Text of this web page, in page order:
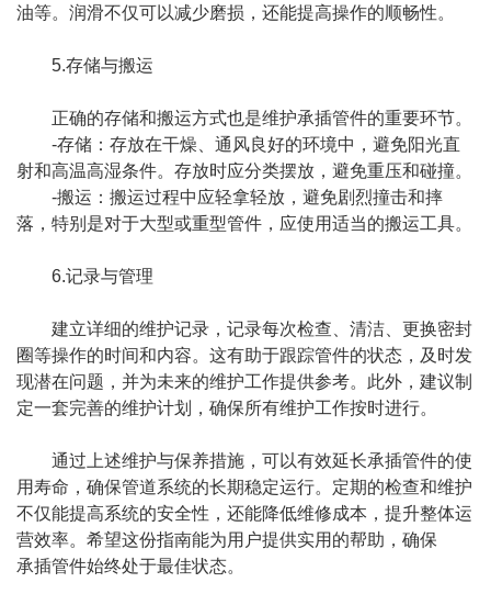
油等。润滑不仅可以减少磨损，还能提高操作的顺畅性。
5.存储与搬运
正确的存储和搬运方式也是维护承插管件的重要环节。
-存储：存放在干燥、通风良好的环境中，避免阳光直
射和高温高湿条件。存放时应分类摆放，避免重压和碰撞。
-搬运：搬运过程中应轻拿轻放，避免剧烈撞击和摔
落，特别是对于大型或重型管件，应使用适当的搬运工具。
6.记录与管理
建立详细的维护记录，记录每次检查、清洁、更换密封
圈等操作的时间和内容。这有助于跟踪管件的状态，及时发
现潜在问题，并为未来的维护工作提供参考。此外，建议制
定一套完善的维护计划，确保所有维护工作按时进行。
通过上述维护与保养措施，可以有效延长承插管件的使
用寿命，确保管道系统的长期稳定运行。定期的检查和维护
不仅能提高系统的安全性，还能降低维修成本，提升整体运
营效率。希望这份指南能为用户提供实用的帮助，确保
承插管件始终处于最佳状态。